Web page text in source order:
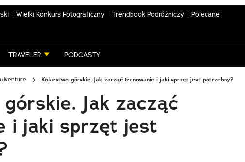
Wielki Konkurs Fotograficzny Trendbook Podróżniczy Polecane
TRAVELER PODCASTY
Kolarstwo górskie. Jak zacząć trenowanie i jaki sprzęt jest potrzebny?
Jak zacząć
i jaki sprzęt jest